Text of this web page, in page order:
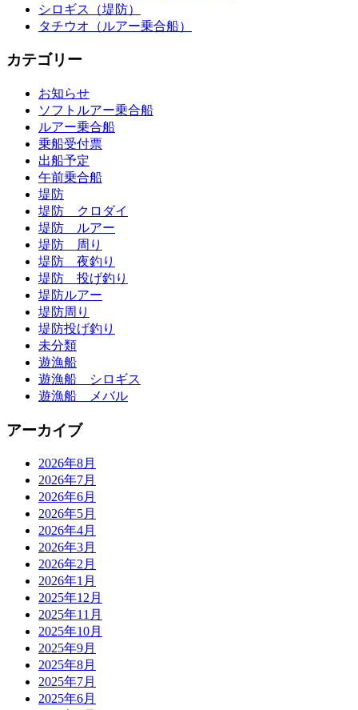
シロギス（堤防）
タチウオ（ルアー乗合船）
カテゴリー
お知らせ
ソフトルアー乗合船
ルアー乗合船
乗船受付票
出船予定
午前乗合船
堤防
堤防 クロダイ
堤防 ルアー
堤防 周り
堤防 夜釣り
堤防 投げ釣り
堤防ルアー
堤防周り
堤防投げ釣り
未分類
遊漁船
遊漁船 シロギス
遊漁船 メバル
アーカイブ
2026年8月
2026年7月
2026年6月
2026年5月
2026年4月
2026年3月
2026年2月
2026年1月
2025年12月
2025年11月
2025年10月
2025年9月
2025年8月
2025年7月
2025年6月